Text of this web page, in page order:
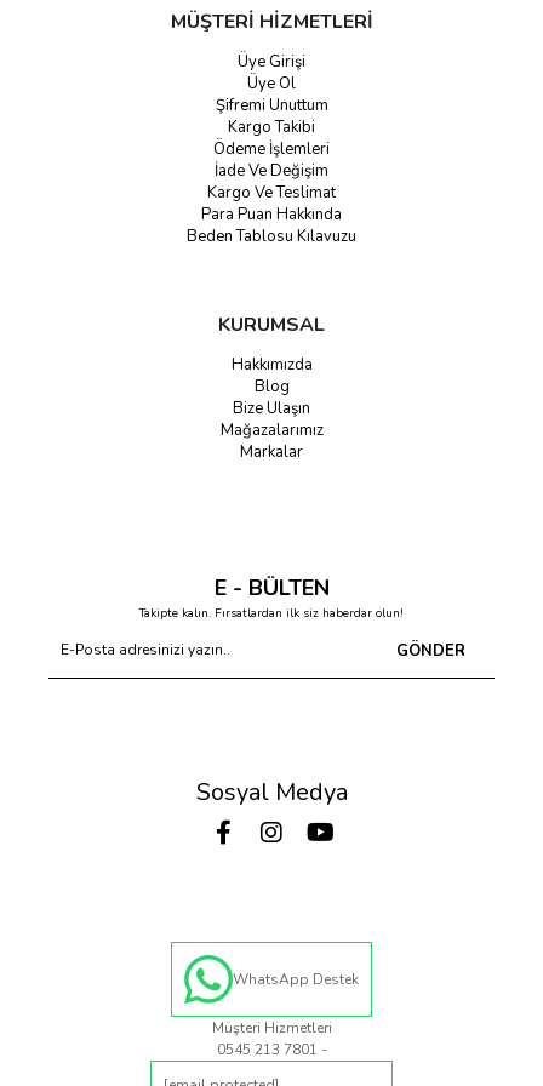
MÜŞTERİ HİZMETLERİ
Üye Girişi
Üye Ol
Şifremi Unuttum
Kargo Takibi
Ödeme İşlemleri
İade Ve Değişim
Kargo Ve Teslimat
Para Puan Hakkında
Beden Tablosu Kılavuzu
KURUMSAL
Hakkımızda
Blog
Bize Ulaşın
Mağazalarımız
Markalar
E - BÜLTEN
Takipte kalın. Fırsatlardan ilk siz haberdar olun!
GÖNDER
Sosyal Medya
WhatsApp Destek
Müşteri Hizmetleri
0545 213 7801 -